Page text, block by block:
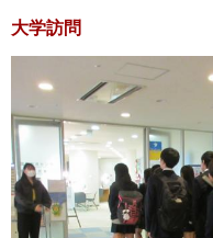
大学訪問